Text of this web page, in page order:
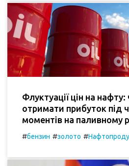
Флуктуації цін на
отримати прибуток під
моментів на паливному
#бензин #золото #